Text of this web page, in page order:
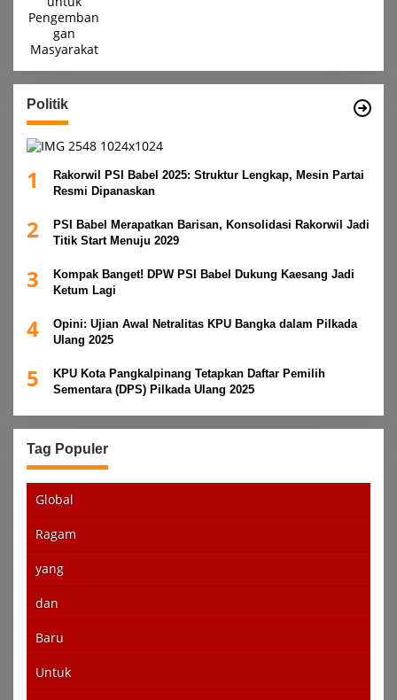
Politik
1
Rakorwil PSI Babel 2025: Struktur Lengkap, Mesin Partai
Resmi Dipanaskan
2
PSI Babel Merapatkan Barisan, Konsolidasi Rakorwil Jadi
Titik Start Menuju 2029
3
Kompak Banget! DPW PSI Babel Dukung Kaesang Jadi
Ketum Lagi
4
Opini: Ujian Awal Netralitas KPU Bangka dalam Pilkada
Ulang 2025
5
KPU Kota Pangkalpinang Tetapkan Daftar Pemilih
Sementara (DPS) Pilkada Ulang 2025
Tag Populer
Global
Ragam
yang
dan
Baru
Untuk